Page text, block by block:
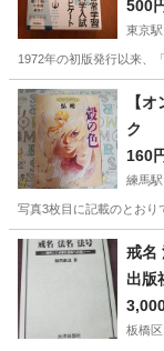
500
東京駅
1972年の初版発行以来、
東京 渋谷区 東
【
ク
160
練馬駅
写真3枚目に記載のとおり
東京 練馬区 練
戒名
出版
板橋区